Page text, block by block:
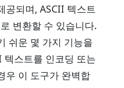
공되며, ASCII 텍스트
변환할 수 있습니다.
쉬운 몇 가지 기능을
텍스트를 인코딩 또는
우 이 도구가 완벽합